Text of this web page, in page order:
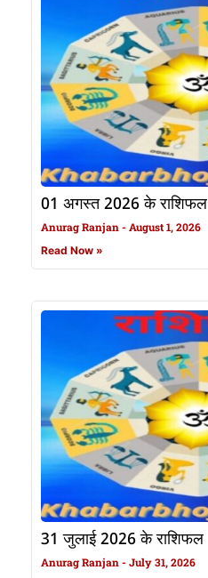
01 अगस्त 2026 के राशिफल
Anurag Ranjan August 1, 2026
Read Now »
31 जुलाई 2026 के राशिफल
Anurag Ranjan July 31, 2026